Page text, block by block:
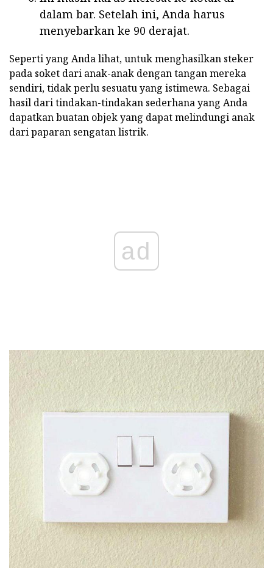
dalam bar. Setelah ini, Anda harus
menyebarkan ke 90 derajat.
Seperti yang Anda lihat, untuk menghasilkan steker
pada soket dari anak-anak dengan tangan mereka
sendiri, tidak perlu sesuatu yang istimewa. Sebagai
hasil dari tindakan-tindakan sederhana yang Anda
dapatkan buatan objek yang dapat melindungi anak
dari paparan sengatan listrik.
ad